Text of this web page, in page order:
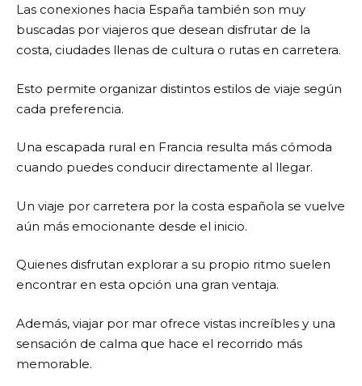
Las conexiones hacia España también son muy
buscadas por viajeros que desean disfrutar de la
costa, ciudades llenas de cultura o rutas en carretera.
Esto permite organizar distintos estilos de viaje según
cada preferencia.
Una escapada rural en Francia resulta más cómoda
cuando puedes conducir directamente al llegar.
Un viaje por carretera por la costa española se vuelve
aún más emocionante desde el inicio.
Quienes disfrutan explorar a su propio ritmo suelen
encontrar en esta opción una gran ventaja.
Además, viajar por mar ofrece vistas increíbles y una
sensación de calma que hace el recorrido más
memorable.